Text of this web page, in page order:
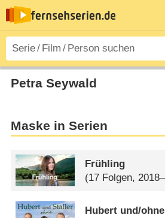
Petra Seywald
Maske in Serien
Frühling
(17 Folgen,
Hubert und/​